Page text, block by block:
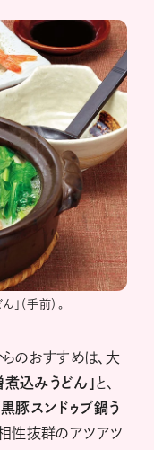
（手前）。
らのおすすめは、大
煮込みうどん」と、
「黒豚スンドゥブ鍋う
相性抜群のアツアツ